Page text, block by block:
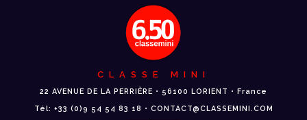
CLASSE MINI
22 AVENUE DE LA PERRIÈRE • 56100 LORIENT • France
Tél: +33 (0)9 54 54 83 18 • CONTACT@CLASSEMINI.COM